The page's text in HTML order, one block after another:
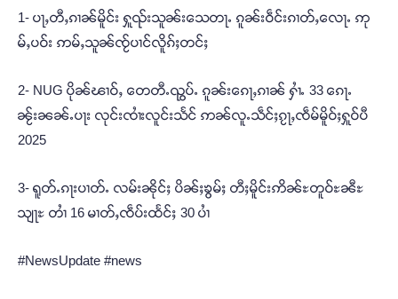
1- ပႃႇတီႇၵၢၼ်မိူင်း ႁူၺ်းသူၼ်းသေတႃႉ ၵူၼ်းဝဵင်းၵၢတ်ႇလေႃႉ ဢု
မ်ႇပဝ်း ဢမ်ႇသူၼ်ၸႂ်ပၢင်လိူၵ်ႈတင်ႈ
2- NUG ပိုၼ်ၽၢဝ်ႇ တေတီႉၺွပ်ႉ ၵူၼ်းၵေႃႇၵၢၼ် ႁၢႆႉ 33 ၵေႃႉ
ၼႂ်းၼၼ်ႉပႃး လုင်းၸၢႆးလူင်းသႅင် ဢၼ်လူႉသဵင်ႈၵႂႃႇၸဵမ်မိူဝ်ႈႁူဝ်ပီ
2025
3- ရူတ်ႉၵႃးပၢတ်ႉ လမ်းၼိုင်ႈ ပိၼ်ႈၶွမ်ႈ တီႈမိူင်းဢိၼ်ႊတူဝ်ႊၼီႊ
သျႃႊ တၢႆ 16 မၢတ်ႇၸဵပ်းထႅင်ႈ 30 ပၢႆ
#NewsUpdate #news